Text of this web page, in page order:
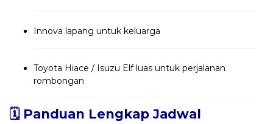
Innova lapang untuk keluarga
Toyota Hiace / Isuzu Elf luas untuk perjalanan
rombongan
🗓️ Panduan Lengkap Jadwal